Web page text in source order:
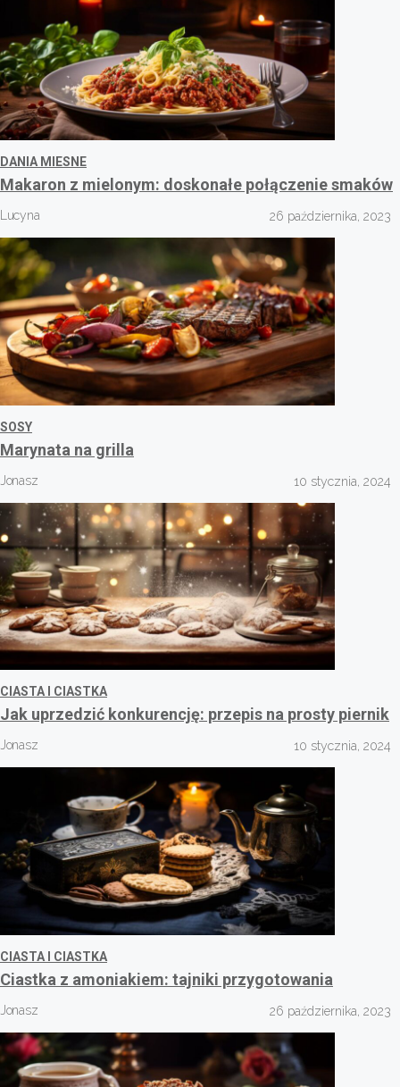
DANIA MIESNE
Makaron z mielonym: doskonałe połączenie smaków
Lucyna 26 października, 2023
SOSY
Marynata na grilla
Jonasz 10 stycznia, 2024
CIASTA I CIASTKA
Jak uprzedzić konkurencję: przepis na prosty piernik
Jonasz 10 stycznia, 2024
CIASTA I CIASTKA
Ciastka z amoniakiem: tajniki przygotowania
Jonasz 26 października, 2023